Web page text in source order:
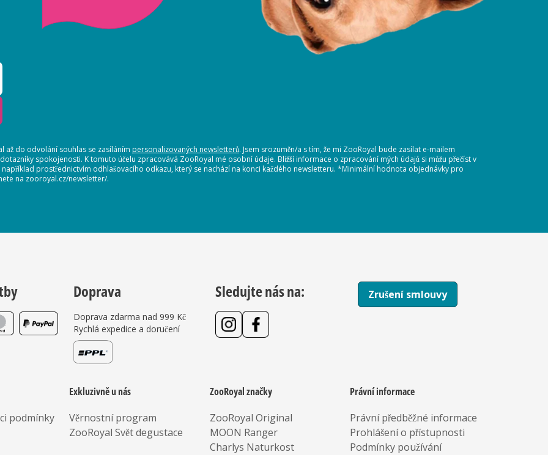
až do odvolání souhlas se zasíláním personalizovaných newsletterů. Jsem srozuměn/a s tím, že mi ZooRoyal bude zasílat e-mailem
spokojenosti. K tomuto účelu zpracovává ZooRoyal mé osobní údaje. Bližší informace o zpracování mých údajů si můžu přečíst v
prostřednictvím odhlašovacího odkazu, který se nachází na konci každého newsletteru. *Minimální hodnota objednávky pro
na zooroyal.cz/newsletter/.
Doprava
Doprava zdarma nad 999 Kč
Rychlá expedice a doručení
Sledujte nás na: Zrušení smlouvy
podmínky
Exkluzivně u nás
Věrnostní program
ZooRoyal Svět degustace
ZooRoyal značky
ZooRoyal Original
MOON Ranger
Charlys Naturkost
Právní informace
Právní předběžné informace
Prohlášení o přístupnosti
Podmínky používání